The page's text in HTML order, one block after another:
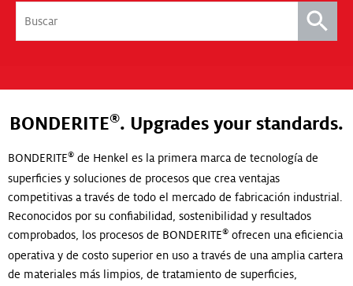
BONDERITE®. Upgrades your standards.
BONDERITE® de Henkel es la primera marca de tecnología de
superficies y soluciones de procesos que crea ventajas
competitivas a través de todo el mercado de fabricación industrial.
Reconocidos por su confiabilidad, sostenibilidad y resultados
comprobados, los procesos de BONDERITE® ofrecen una eficiencia
operativa y de costo superior en uso a través de una amplia cartera
de materiales más limpios, de tratamiento de superficies,